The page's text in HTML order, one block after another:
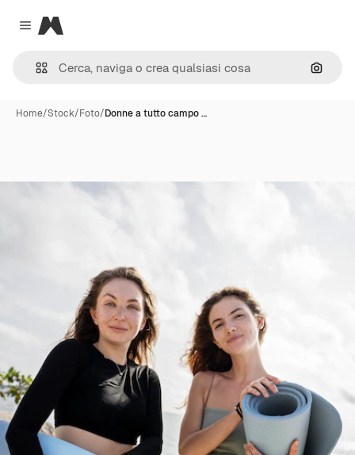
Close menu
Magnific
Cerca
Home/Stock/Foto/Donne a tutto campo …